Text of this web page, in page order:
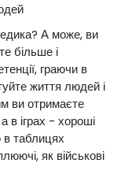
А може, ви
більше і
граючи в
життя людей і
ви отримаєте
в іграх - хороші
в таблицях
як військові